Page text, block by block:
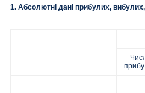
1. Абсолютні дані прибулих,